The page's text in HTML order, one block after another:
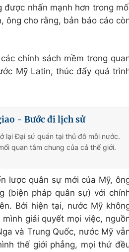
nhấn mạnh hơn trong
ông cho rằng, bản báo cáo
chính sách mềm trong
Mỹ Latin, thúc đẩy quá
- Bước đi lịch sử
lại Đại sứ quán tại thủ đô mỗi nước.
quan tâm chung của cả thế giới.
lược quân sự mới của Mỹ,
(biện pháp quân sự) với
Bởi hiện tại, nước Mỹ
giải quyết mọi việc,
và Trung Quốc, nước Mỹ
thế giới phẳng, mọi thứ